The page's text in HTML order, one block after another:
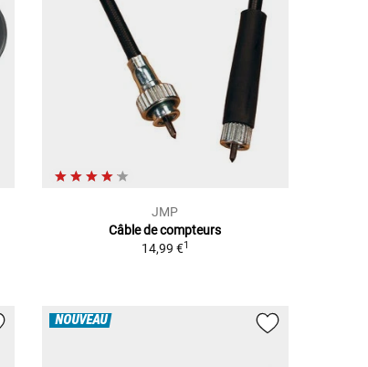
JMP
Câble de compteurs
14,99 €1
NOUVEAU